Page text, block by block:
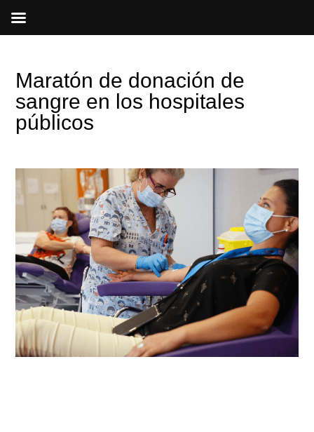
Maratón de donación de
sangre en los hospitales
públicos